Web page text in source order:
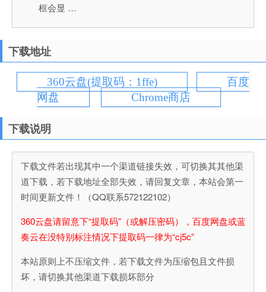
框会显 …
下载地址
360云盘(提取码：1ffe)
百度
网盘
Chrome商店
下载说明
下载文件若出现其中一个渠道链接失效，可切换其其他渠
道下载，若下载地址全部失效，请回复文章，本站会第一
时间更新文件！（QQ联系572122102）
360云盘请留意下“提取码”（或解压密码），百度网盘或蓝
奏云在没特别标注情况下提取码一律为“cj5c”
本站原则上不压缩文件，若下载文件为压缩包且文件损
坏，请切换其他渠道下载损坏部分